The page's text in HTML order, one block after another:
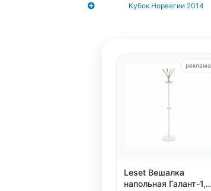
Кубок Норвегии 2014
Leset Вешалка
напольная Галант-1,
реклама